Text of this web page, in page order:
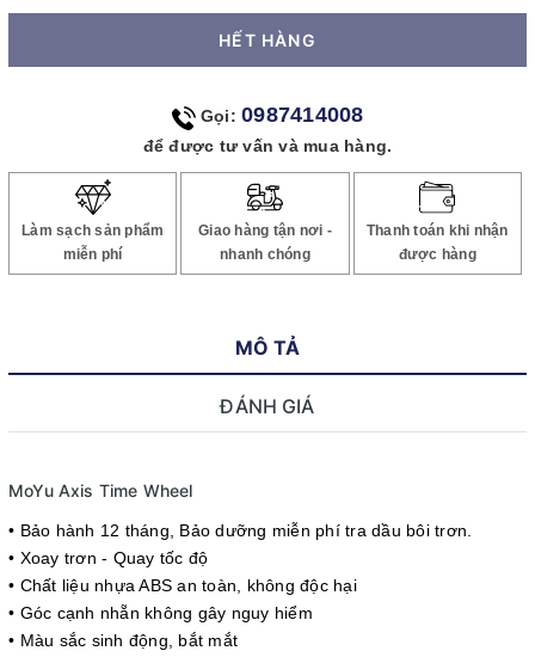
HẾT HÀNG
Gọi: 0987414008
để được tư vấn và mua hàng.
Làm sạch sản phẩm
miễn phí
Giao hàng tận nơi -
nhanh chóng
Thanh toán khi nhận
được hàng
MÔ TẢ
ĐÁNH GIÁ
MoYu Axis Time Wheel
• Bảo hành 12 tháng, Bảo dưỡng miễn phí tra dầu bôi trơn.
• Xoay trơn - Quay tốc độ
• Chất liệu nhựa ABS an toàn, không độc hại
• Góc cạnh nhẵn không gây nguy hiểm
• Màu sắc sinh động, bắt mắt